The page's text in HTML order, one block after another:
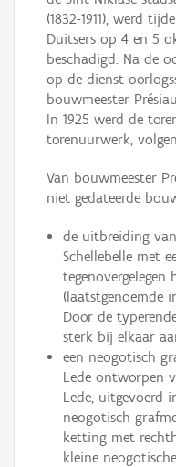
(1832-1911), werd
Duitsers op 4 en 5
beschadigd. Na de
op de dienst
bouwmeester
In 1925 werd de
torenuurwerk,
Van bouwmeester
niet gedateerde
de uitbreiding
Schellebelle met
tegenovergelegen
(laatstgenoemde
Door de
sterk bij elkaar
een neogotisch
Lede ontworpen
Lede, uitgevoerd
neogotisch
ketting met
kleine